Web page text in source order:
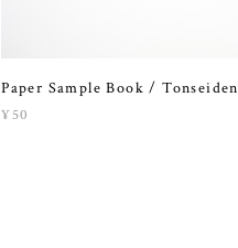
Paper Sample Book / Tonseiden
¥50